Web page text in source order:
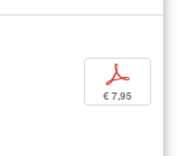
p
€ 7,95